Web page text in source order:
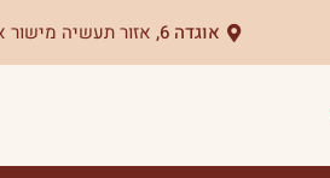
אוגדה 6, אזור תעשיה מישור